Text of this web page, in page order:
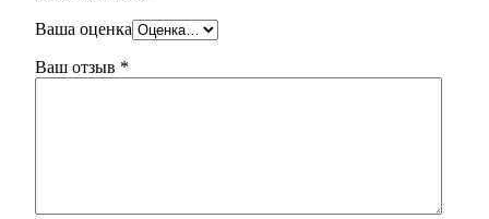
Ваша оценка
Ваш отзыв *